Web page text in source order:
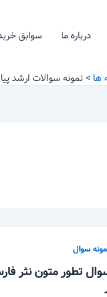
درباره ما سوابق
ها نمونه سوالات ارشد
سوال
تطور متون نثر